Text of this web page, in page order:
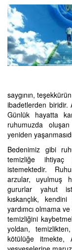
saygının,
ibadetlerden biridir.
Günlük hayatta
ruhumuzda
yeniden
Bedenimiz gibi
temizliğe ihtiyaç
istemektedir.
arzular, uyulmuş
gururlar yahut
kıskançlık,
yardımcı olmama
temizliğini
yoldan,
kötülüğe itmekte,